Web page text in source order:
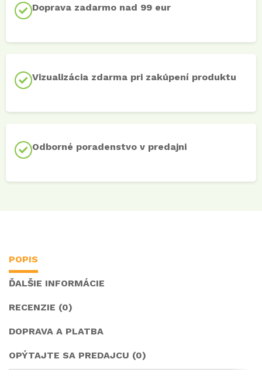
Doprava zadarmo nad 99 eur
Vizualizácia zdarma pri zakúpení produktu
Odborné poradenstvo v predajni
POPIS
ĎALŠIE INFORMÁCIE
RECENZIE (0)
DOPRAVA A PLATBA
OPÝTAJTE SA PREDAJCU (0)